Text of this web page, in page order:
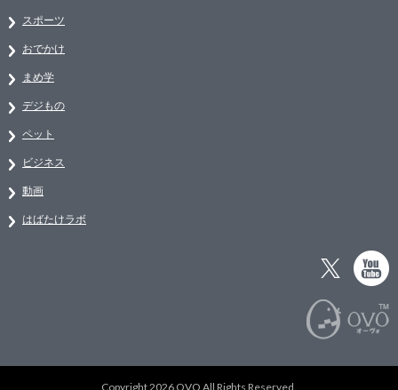
スポーツ
おでかけ
まめ学
デジもの
ペット
ビジネス
動画
はばたけラボ
Copyright 2026 OVO All Rights Reserved.